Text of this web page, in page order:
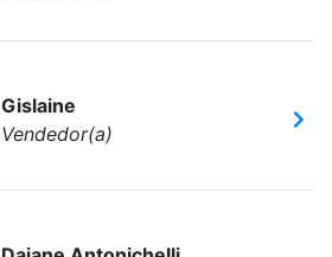
Gislaine
Vendedor(a)